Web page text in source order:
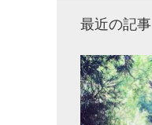
最近の記事